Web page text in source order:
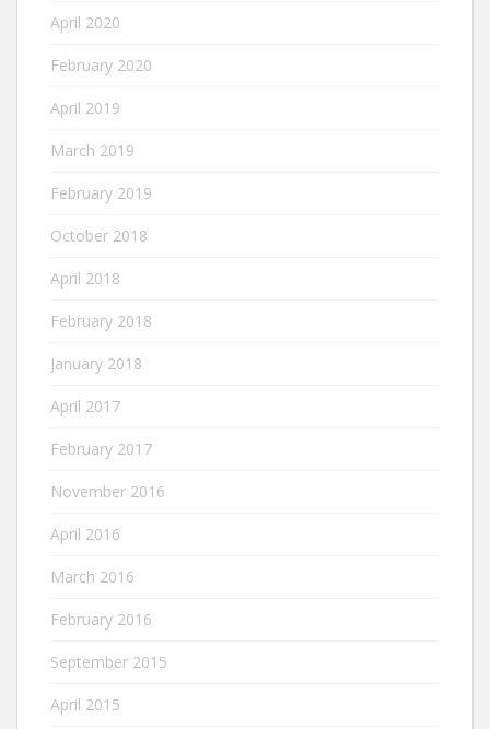
April 2020
February 2020
April 2019
March 2019
February 2019
October 2018
April 2018
February 2018
January 2018
April 2017
February 2017
November 2016
April 2016
March 2016
February 2016
September 2015
April 2015